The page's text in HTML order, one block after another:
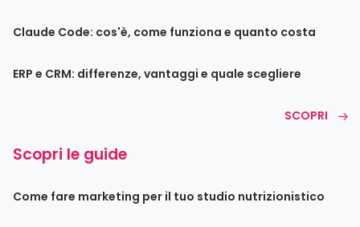
Claude Code: cos'è, come funziona e quanto costa
ERP e CRM: differenze, vantaggi e quale scegliere
SCOPRI
Scopri le guide
Come fare marketing per il tuo studio nutrizionistico